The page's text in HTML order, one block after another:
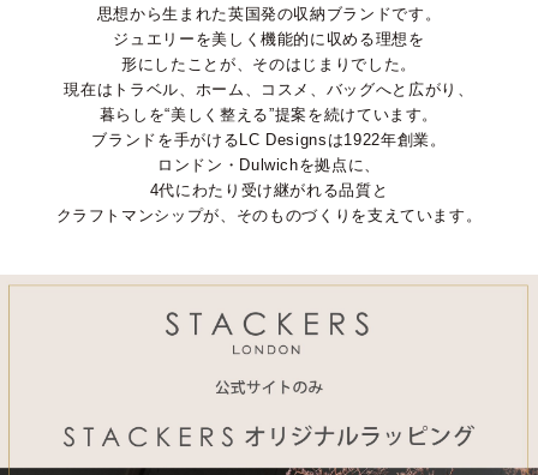
思想から生まれた英国発の収納ブランドです。
ジュエリーを美しく機能的に収める理想を
形にしたことが、そのはじまりでした。
現在はトラベル、ホーム、コスメ、バッグへと広がり、
暮らしを“美しく整える”提案を続けています。
ブランドを手がけるLC Designsは1922年創業。
ロンドン・Dulwichを拠点に、
4代にわたり受け継がれる品質と
クラフトマンシップが、そのものづくりを支えています。